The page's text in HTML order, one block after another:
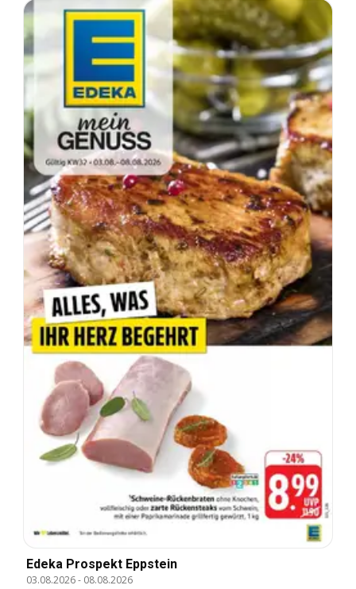
Edeka Prospekt Eppstein
03.08.2026- 08.08.2026